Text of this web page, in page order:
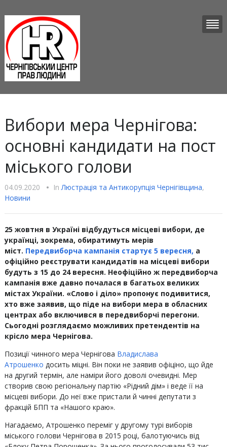
Вибори мера Чернігова:
основні кандидати на пост
міського голови
04.09.2020 • InЛюстрацiя та Антикорупцiя Чернігівщина,
Новини
25 жовтня в Україні відбудуться місцеві вибори, де
українці, зокрема, обиратимуть мерів
міст. Передвиборча кампанія стартує 5 вересня, а
офіційно реєструвати кандидатів на місцеві вибори
будуть з 15 до 24 вересня. Неофіційно ж передвиборча
кампанія вже давно почалася в багатьох великих
містах України. «Слово і діло» пропонує подивитися,
хто вже заявив, що піде на вибори мера в обласних
центрах або включився в передвиборчі перегони.
Сьогодні розглядаємо можливих претендентів на
крісло мера Чернігова.
Позиції чинного мера Чернігова Владислава
Атрошенко досить міцні. Він поки не заявив офіціно, що йде
на другий термін, але наміри його доволі очевидні. Мер
створив свою регіональну партію «Рідний дім» і веде її на
місцеві вибори. До неї вже пристали й чинні депутати з
фракцій БПП та «Нашого краю».
Нагадаємо, Атрошенко переміг у другому турі виборів
міського голови Чернігова в 2015 році, балотуючись від